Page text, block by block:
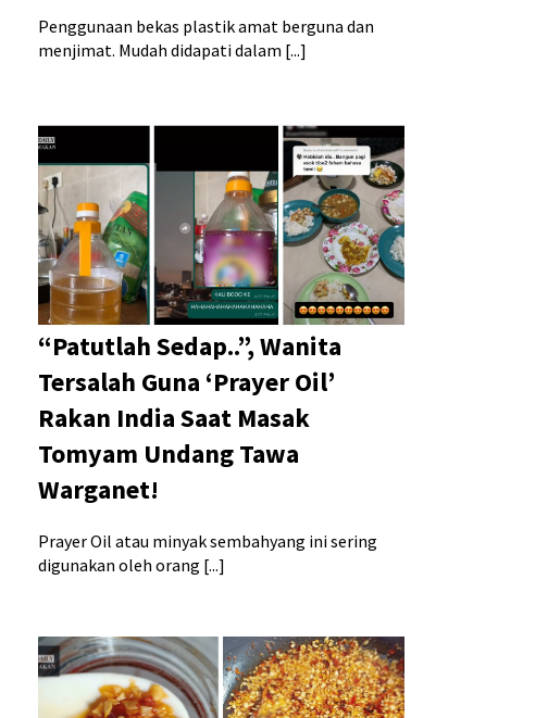
Penggunaan bekas plastik amat berguna dan
menjimat. Mudah didapati dalam [...]
“Patutlah Sedap..”, Wanita
Tersalah Guna ‘Prayer Oil’
Rakan India Saat Masak
Tomyam Undang Tawa
Warganet!
Prayer Oil atau minyak sembahyang ini sering
digunakan oleh orang [...]